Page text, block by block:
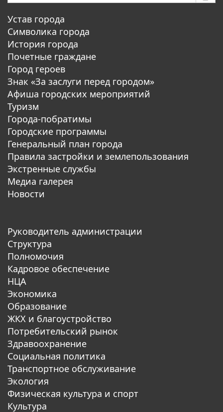
Устав города
Символика города
История города
Почетные граждане
Город героев
Знак «За заслуги перед городом»
Афиша городских мероприятий
Туризм
Города-побратимы
Городские программы
Генеральный план города
Правила застройки и землепользования
Экстренные службы
Медиа галерея
Новости
Руководитель администрации
Структура
Полномочия
Кадровое обеспечение
НЦА
Экономика
Образование
ЖКХ и благоустройство
Потребительский рынок
Здравоохранение
Социальная политика
Транспортное обслуживание
Экология
Физическая культура и спорт
Культура